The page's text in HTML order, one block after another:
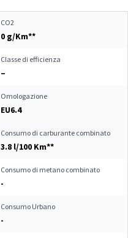
CO2
0 g/Km**
Classe di efficienza
–
Omologazione
EU6.4
Consumo di carburante combinato
3.8 l/100 Km**
Consumo di metano combinato
-
Consumo Urbano
-